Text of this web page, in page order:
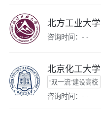
北方工业大学
咨询时间：- -
北京化工大学
“双一流”建设高校
咨询时间：- -